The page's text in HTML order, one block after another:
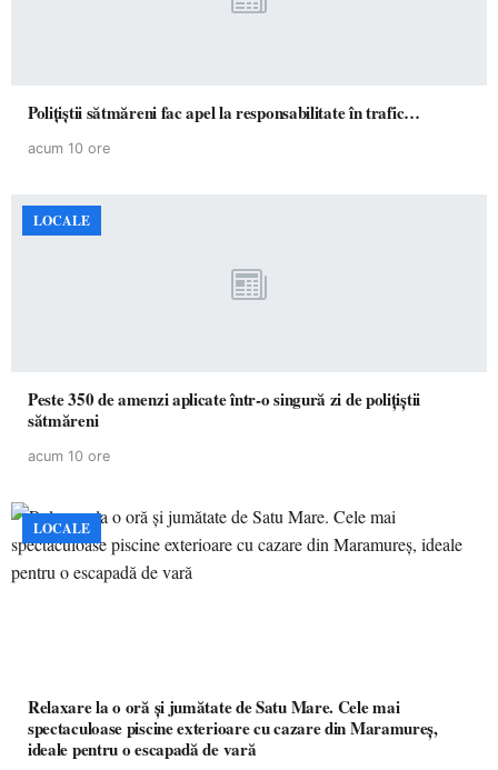
Polițiștii sătmăreni fac apel la responsabilitate în trafic…
acum 10 ore
LOCALE
Peste 350 de amenzi aplicate într-o singură zi de polițiștii
sătmăreni
acum 10 ore
LOCALE
Relaxare la o oră și jumătate de Satu Mare. Cele mai
spectaculoase piscine exterioare cu cazare din Maramureș,
ideale pentru o escapadă de vară